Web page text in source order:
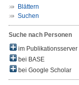
Blättern
Suchen
Suche nach Personen
im Publikationsserver
bei BASE
bei Google Scholar